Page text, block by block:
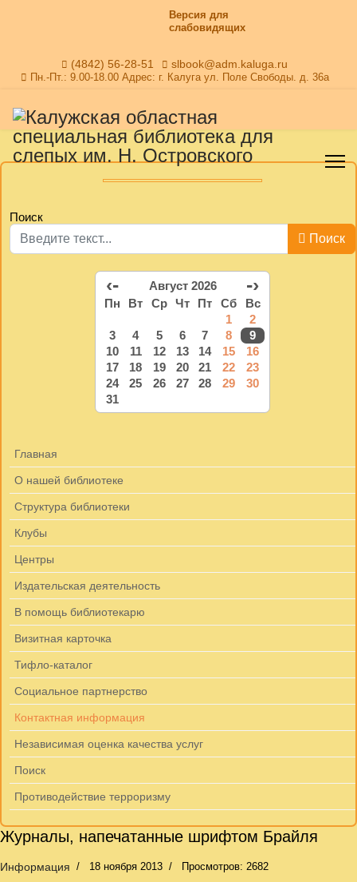
Версия для
слабовидящих
(4842) 56-28-51 slbook@adm.kaluga.ru
Пн.-Пт.: 9.00-18.00 Адрес: г. Калуга ул. Поле Свободы. д. 36а
Поиск
Поиск
‹- Август 2026 -›
Пн Вт Ср Чт Пт Сб
Вс
1
2
3
4 5 6 7 8
9
10
11 12 13 14 15
16
17
18 19 20 21 22
23
24
25 26 27 28 29
30
31
Главная
О нашей библиотеке
Структура библиотеки
Клубы
Центры
Издательская деятельность
В помощь библиотекарю
Визитная карточка
Тифло-каталог
Социальное партнерство
Контактная информация
Независимая оценка качества услуг
Поиск
Противодействие терроризму
Журналы, напечатанные шрифтом Брайля
Информация 18 ноября 2013 Просмотров: 2682